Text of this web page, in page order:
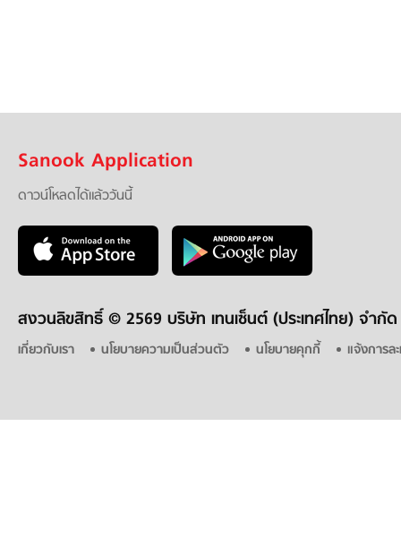
Sanook Application
ดาวน์โหลดได้แล้ววันนี้
สงวนลิขสิทธิ์ © 2569 บริษัท เทนเซ็นต์ (ประเทศไทย) จำกัด
เกี่ยวกับเรา นโยบายความเป็นส่วนตัว นโยบายคุกกี้ แจ้งการล